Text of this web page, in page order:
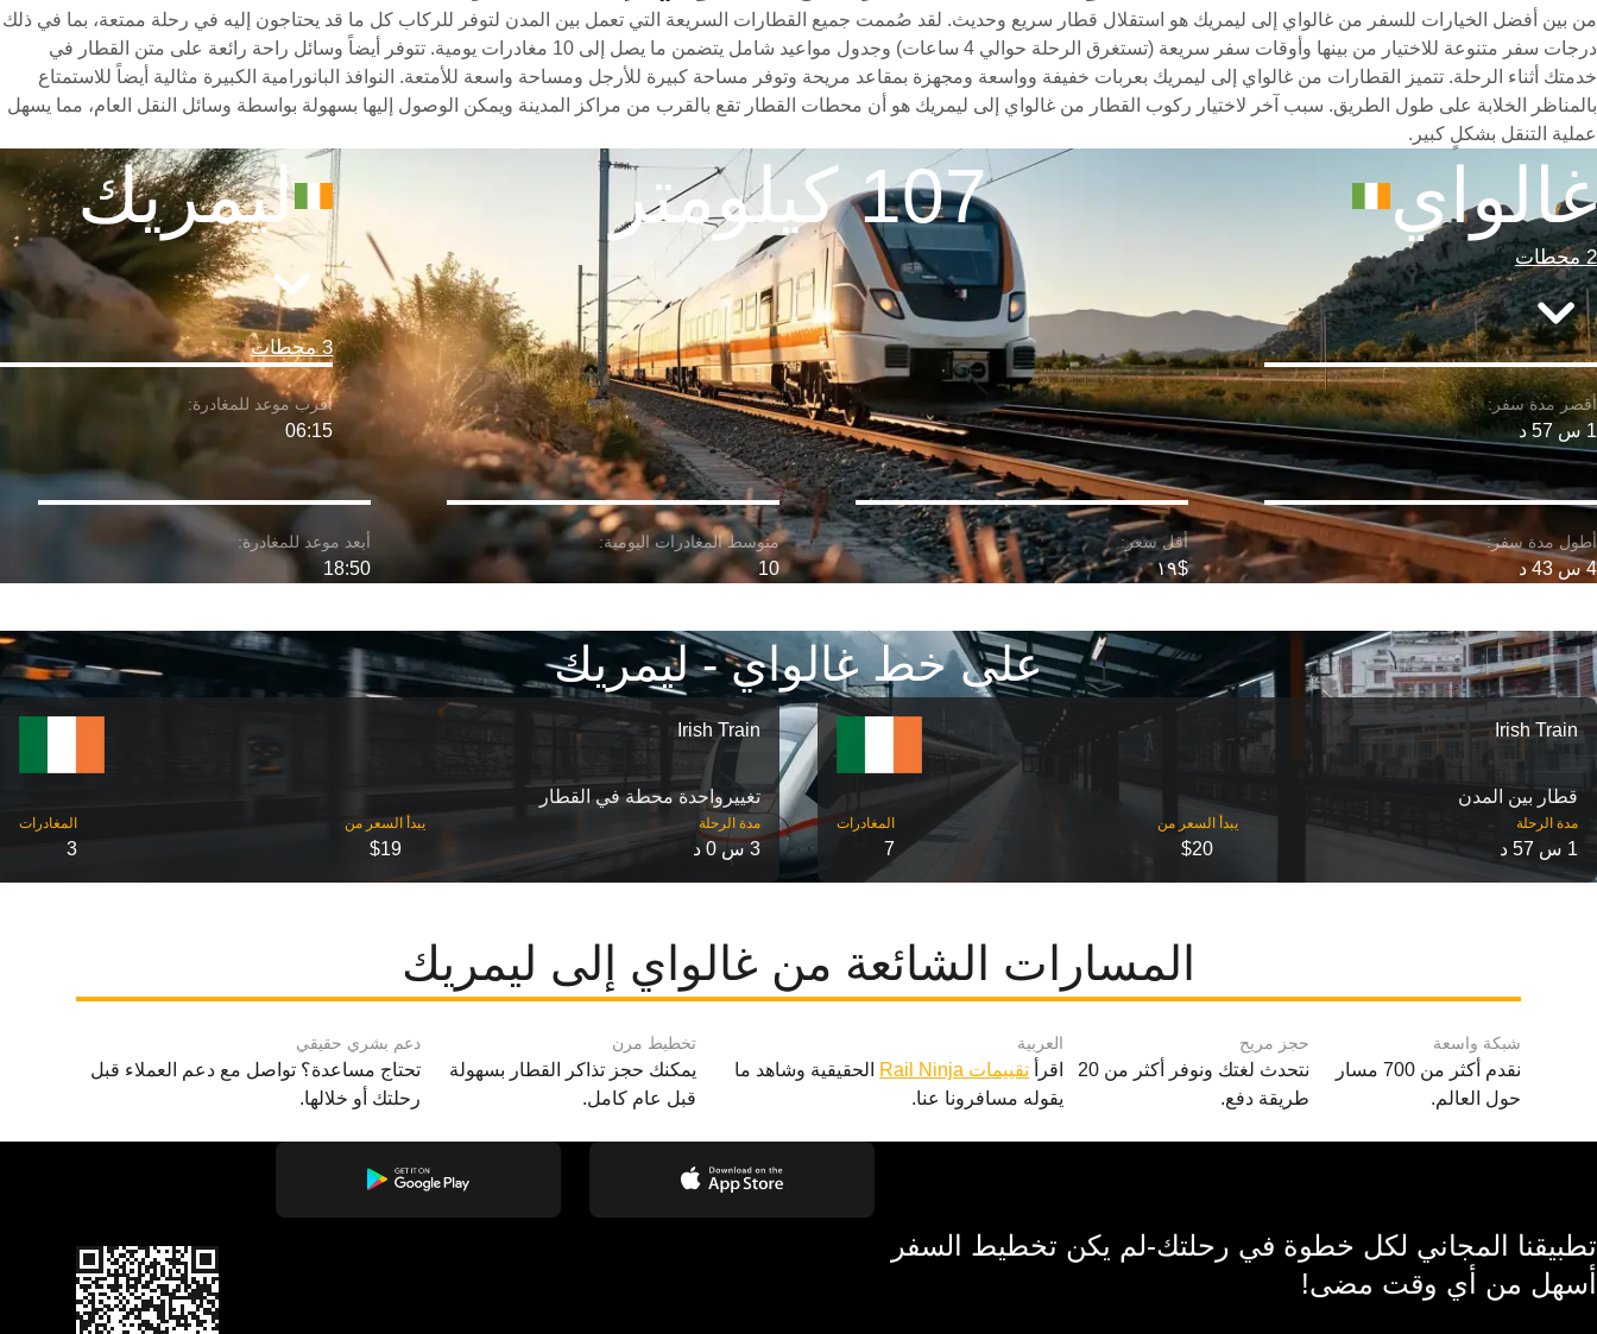
من بين أفضل الخيارات للسفر من غالواي إلى ليمريك هو استقلال قطار سريع وحديث. لقد صُممت جميع القطارات السريعة التي تعمل بين المدن لتوفر للركاب كل ما قد يحتاجون إليه في رحلة ممتعة، بما في ذلك
درجات سفر متنوعة للاختيار من بينها وأوقات سفر سريعة (تستغرق الرحلة حوالي 4 ساعات) وجدول مواعيد شامل يتضمن ما يصل إلى 10 مغادرات يومية. تتوفر أيضاً وسائل راحة رائعة على متن القطار في
خدمتك أثناء الرحلة. تتميز القطارات من غالواي إلى ليمريك بعربات خفيفة وواسعة ومجهزة بمقاعد مريحة وتوفر مساحة كبيرة للأرجل ومساحة واسعة للأمتعة. النوافذ البانورامية الكبيرة مثالية أيضاً للاستمتاع
بالمناظر الخلابة على طول الطريق. سبب آخر لاختيار ركوب القطار من غالواي إلى ليمريك هو أن محطات القطار تقع بالقرب من مراكز المدينة ويمكن الوصول إليها بسهولة بواسطة وسائل النقل العام، مما يسهل
عملية التنقل بشكلٍ كبير.
غالواي
2 محطات
107 كيلومتر ليمريك
3 محطات
1 س 57 د 06:15
4 س 43 د $١٩ 10
18:50
على خط غالواي - ليمريك
Irish Train
قطار بين المدن
مدة الرحلة
1 س 57 د
‎يبدأ السعر من
$20
7
Irish Train
تغییرواحدة محطة في القطار
مدة الرحلة
3 س 0 د $19
3
المسارات الشائعة من غالواي إلى ليمريك
شبكة واسعة
نقدم أكثر من 700 مسار
حول العالم.
حجز مريح
نتحدث لغتك ونوفر أكثر من 20
طريقة دفع.
العربية
اقرأ تقييمات Rail Ninja
الحقيقية وشاهد ما
يقوله مسافرونا عنا.
تخطيط مرن
يمكنك حجز تذاكر القطار بسهولة
قبل عام كامل.
دعم بشري حقيقي
تحتاج مساعدة؟ تواصل مع دعم العملاء قبل
رحلتك أو خلالها.
تطبيقنا المجاني لكل خطوة في رحلتك-لم يكن تخطيط السفر
أسهل من أي وقت مضى!